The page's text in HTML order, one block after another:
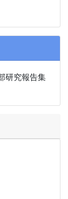
研究報告集